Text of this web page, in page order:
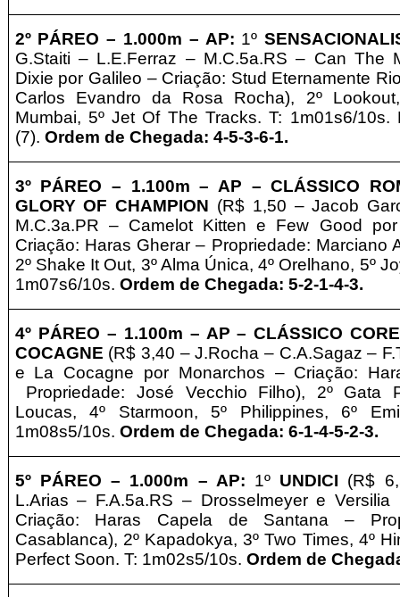
2º PÁREO – 1.000m – AP: 1º
G.Staiti – L.E.Ferraz – M.C.5a.RS – Can The
Dixie por Galileo – Criação: Stud Eternamente
Carlos Evandro da Rosa Rocha), 2º
Mumbai, 5º Jet Of The Tracks. T: 1m01s6/10s.
(7). Ordem de Chegada: 4-5-3-6-1.
3º PÁREO – 1.100m – AP – CLÁSSICO
GLORY OF CHAMPION (R$ 1,50 – Jacob
M.C.3a.PR – Camelot Kitten e Few Good
Criação: Haras Gherar – Propriedade: Marciano
2º Shake It Out, 3º Alma Única, 4º Orelhano, 5º
1m07s6/10s. Ordem de Chegada: 5-2-1-4-3.
4º PÁREO – 1.100m – AP – CLÁSSICO
COCAGNE (R$ 3,40 – J.Rocha – C.A.Sagaz –
e La Cocagne por Monarchos – Criação:
Propriedade: José Vecchio Filho), 2º Gata
Loucas, 4º Starmoon, 5º Philippines, 6º
1m08s5/10s. Ordem de Chegada: 6-1-4-5-2-3.
5º PÁREO – 1.000m – AP: 1º UNDICI (R$
L.Arias – F.A.5a.RS – Drosselmeyer e
Criação: Haras Capela de Santana –
Casablanca), 2º Kapadokya, 3º Two Times, 4º
Perfect Soon. T: 1m02s5/10s. Ordem de